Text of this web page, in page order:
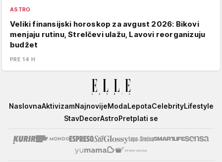
ASTRO
Veliki finansijski horoskop za avgust 2026: Bikovi
menjaju rutinu, Strelčevi ulažu, Lavovi reorganizuju
budžet
PRE 14 H
Elle
NaslovnaAktivizamNajnovijeModaLepotaCelebrityLifestyle
StavDecorAstroPretplati se